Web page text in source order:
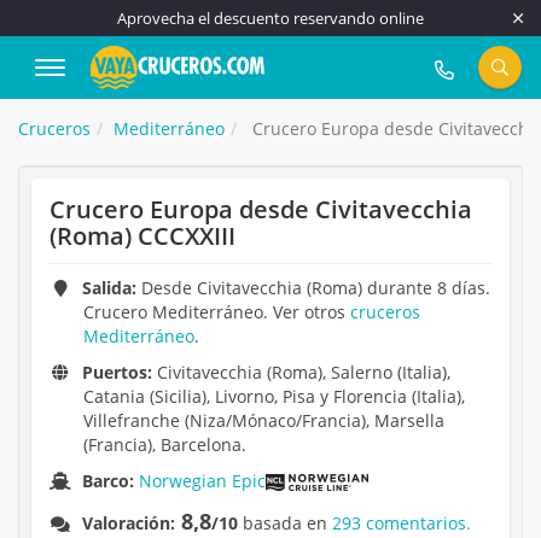
Aprovecha el descuento reservando online
917 815 555
Cruceros Mediterráneo Crucero Europa desde Civitavecchia
Crucero Europa desde Civitavecchia
(Roma) CCCXXIII
Salida: Desde Civitavecchia (Roma) durante 8 días.
Crucero Mediterráneo. Ver otros cruceros
Mediterráneo.
Puertos: Civitavecchia (Roma), Salerno (Italia),
Catania (Sicilia), Livorno, Pisa y Florencia (Italia),
Villefranche (Niza/Mónaco/Francia), Marsella
(Francia), Barcelona.
Barco: Norwegian Epic
Valoración: 8,8/10 basada en293 comentarios.